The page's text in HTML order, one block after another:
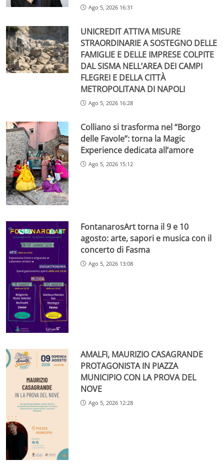
Ago 5, 2026 16:31
UNICREDIT ATTIVA MISURE
STRAORDINARIE A SOSTEGNO DELLE
FAMIGLIE E DELLE IMPRESE COLPITE
DAL SISMA NELL’AREA DEI CAMPI
FLEGREI E DELLA CITTÀ
METROPOLITANA DI NAPOLI
Ago 5, 2026 16:28
Colliano si trasforma nel “Borgo
delle Favole”: torna la Magic
Experience dedicata all’amore
Ago 5, 2026 15:12
FontanarosArt torna il 9 e 10
agosto: arte, sapori e musica con il
concerto di Fasma
Ago 5, 2026 13:08
AMALFI, MAURIZIO CASAGRANDE
PROTAGONISTA IN PIAZZA
MUNICIPIO CON LA PROVA DEL
NOVE
Ago 5, 2026 12:28